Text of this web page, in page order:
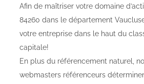
Afin de maîtriser votre domaine
84260 dans le département
votre entreprise dans le haut du
capitale!
En plus du référencement naturel,
webmasters référenceurs